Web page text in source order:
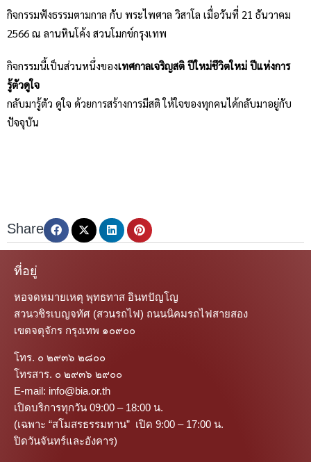
กิจกรรมฟังธรรมตามกาล กับ พระไพศาล วิสาโล เมื่อวันที่ 21 ธันวาคม
2566 ณ ลานหินโค้ง สวนโมกข์กรุงเทพ
กิจกรรมนี้เป็นส่วนหนึ่งของเทศกาลเจริญสติ ปีใหม่ชีวิตใหม่ ปีแห่งการ
รู้ตัวดูใจ
กลับมารู้ตัว ดูใจ ด้วยการสร้างการมีสติ ให้ใจของทุกคนได้กลับมาอยู่กับ
ปัจจุบัน
Share
ที่อยู่
หอจดหมายเหตุ พุทธทาส อินทปัญโญ
สวนวชิรเบญจทัศ (สวนรถไฟ) ถนนนิคมรถไฟสายสอง
เขตจตุจักร กรุงเทพ ๑๐๙๐๐
โทร. ๐ ๒๙๓๖ ๒๘๐๐
โทรสาร. ๐ ๒๙๓๖ ๒๙๐๐
E-mail: info@bia.or.th
เปิดบริการทุกวัน 09:00 – 18:00 น.
(เฉพาะ “สโมสรธรรมทาน” เปิด 9:00 – 17:00 น.
ปิดวันจันทร์และอังคาร)